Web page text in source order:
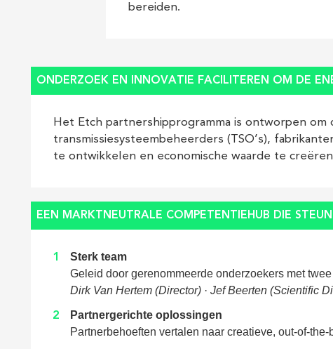
bereiden.
ONDERZOEK EN INNOVATIE FACILITEREN OM DE
Het Etch partnershipprogramma is ontworpen
transmissiesysteembeheerders (TSO’s),
te ontwikkelen en economische waarde te
EEN MARKTNEUTRALE COMPETENTIEHUB DIE
Sterk team
Geleid door gerenommeerde onderzoekers met
Dirk Van Hertem (Director) · Jef Beerten (Scientific
Partnergerichte oplossingen
Partnerbehoeften vertalen naar creatieve, out-of-